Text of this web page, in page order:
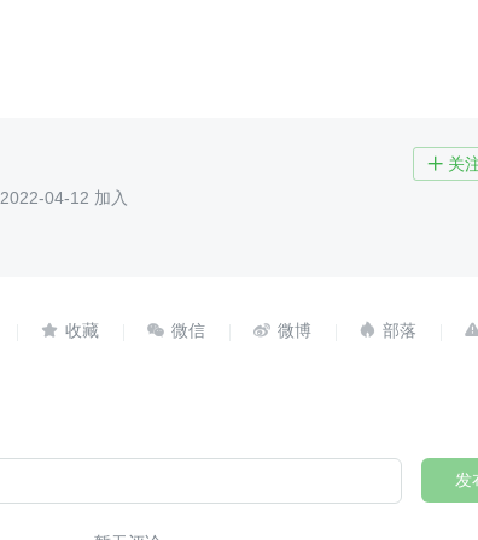
 关
2022-04-12 加入
   
发